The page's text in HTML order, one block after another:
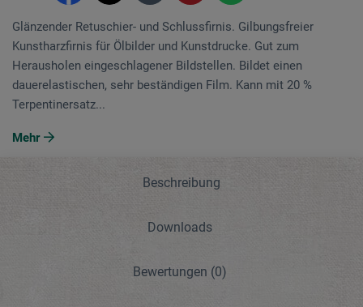
Glänzender Retuschier- und Schlussfirnis. Gilbungsfreier
Kunstharzfirnis für Ölbilder und Kunstdrucke. Gut zum
Herausholen eingeschlagener Bildstellen. Bildet einen
dauerelastischen, sehr beständigen Film. Kann mit 20 %
Terpentinersatz...
Mehr
Beschreibung
Downloads
Bewertungen (0)